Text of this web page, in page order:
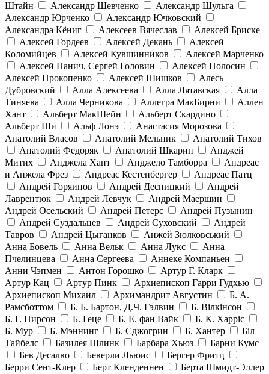
Штайн
Александр Шевченко
Александр Шульга
Александр Юрченко
Александр Ючковский
Александра Кёниг
Алексеев Вячеслав
Алексей Бриске
Алексей Гордеев
Алексей Декань
Алексей
Коломийцев
Алексей Кувшинников
Алексей Марченко
Алексей Панич, Сергей Головин
Алексей Полосин
Алексей Прокопенко
Алексей Шишков
Алесь
Дубровский
Алла Алексеева Алла Лятавская
Алла
Тиняева
Алла Черникова Аллегра МакБирни
Аллен
Хант
Альберт МакШейн
Альберт Скардино
Альберт Ши
Альф Лонэ
Анастасия Морозова
Анатолий Власов
Анатолий Мельник
Анатолий Тихов
Анатолий Федоряк
Анатолий Шкарин
Анджей
Митих
Анджела Хант Анджело Тамборра
Андреас
и Анжела Фрез
Андреас Кестенбергер
Андреас Патц
Андрей Горяинов
Андрей Десницкий
Андрей
Лаврентюк
Андрей Левчук
Андрей Маершин
Андрей Осельский
Андрей Петерс
Андрей Пузынин
Андрей Суздальцев
Андрей Суховский
Андрей
Тавров
Андрей Цыганков
Анжей Зюлковський
Анна Бовель
Анна Вельк Анна Лукс
Анна
Пчелинцева
Анна Сергеева
Аннеке Компаньен
Анни Чэпмен
Антон Горошко
Артур Г. Кларк
Артур Кац
Артур Пинк
Архиепископ Гарри Гудхью
Архиепископ Михаил
Архимандрит Августин
Б. А.
Рамсботтом
Б. Б. Бартон, Д.Ч. Гэлвин
Б. Вілкінсон
Б. Г. Пирсон
Б. Геце Б. Е. фан Вайк
Б. К. Харріс
Б. Мур
Б. Мэннинг Б. Сджогрин Б. Хантер
Біл
Тайбелс
Базилея Шлинк Барбара Хьюз
Барни Кумс
Бев Десалво
Беверли Льюис
Бергер Фритц
Берри Сент-Клер
Берт Кленденнен Берта Шмидт-Эллер